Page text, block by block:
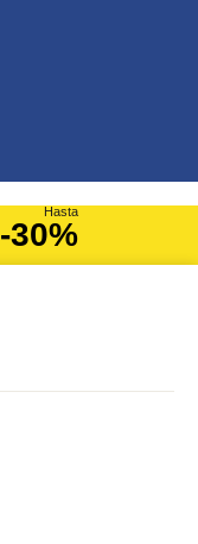
Hasta
-30%